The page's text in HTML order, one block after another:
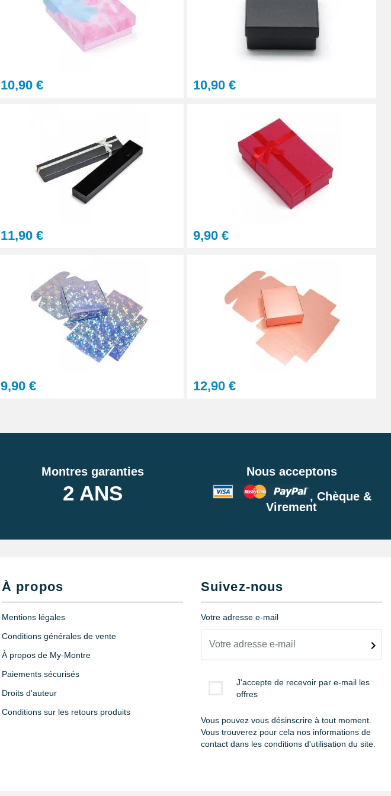
10,90 € 10,90 €
11,90 € 9,90 €
9,90 € 12,90 €
Montres garanties
2 ANS
Nous acceptons
, Chèque &
Virement
À propos
Mentions légales
Conditions générales de vente
À propos de My-Montre
Paiements sécurisés
Droits d'auteur
Conditions sur les retours produits
Suivez-nous
Votre adresse e-mail
J'accepte de recevoir par e-mail les
offres
Vous pouvez vous désinscrire à tout moment.
Vous trouverez pour cela nos informations de
contact dans les conditions d'utilisation du site.